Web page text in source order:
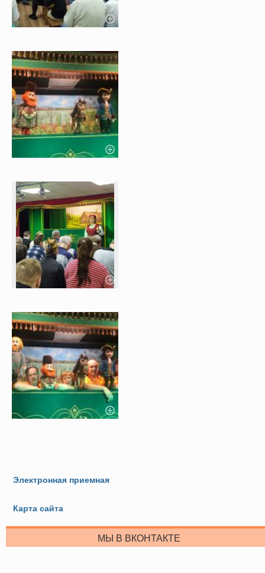
Электронная приемная
Карта сайта
МЫ В ВКОНТАКТЕ